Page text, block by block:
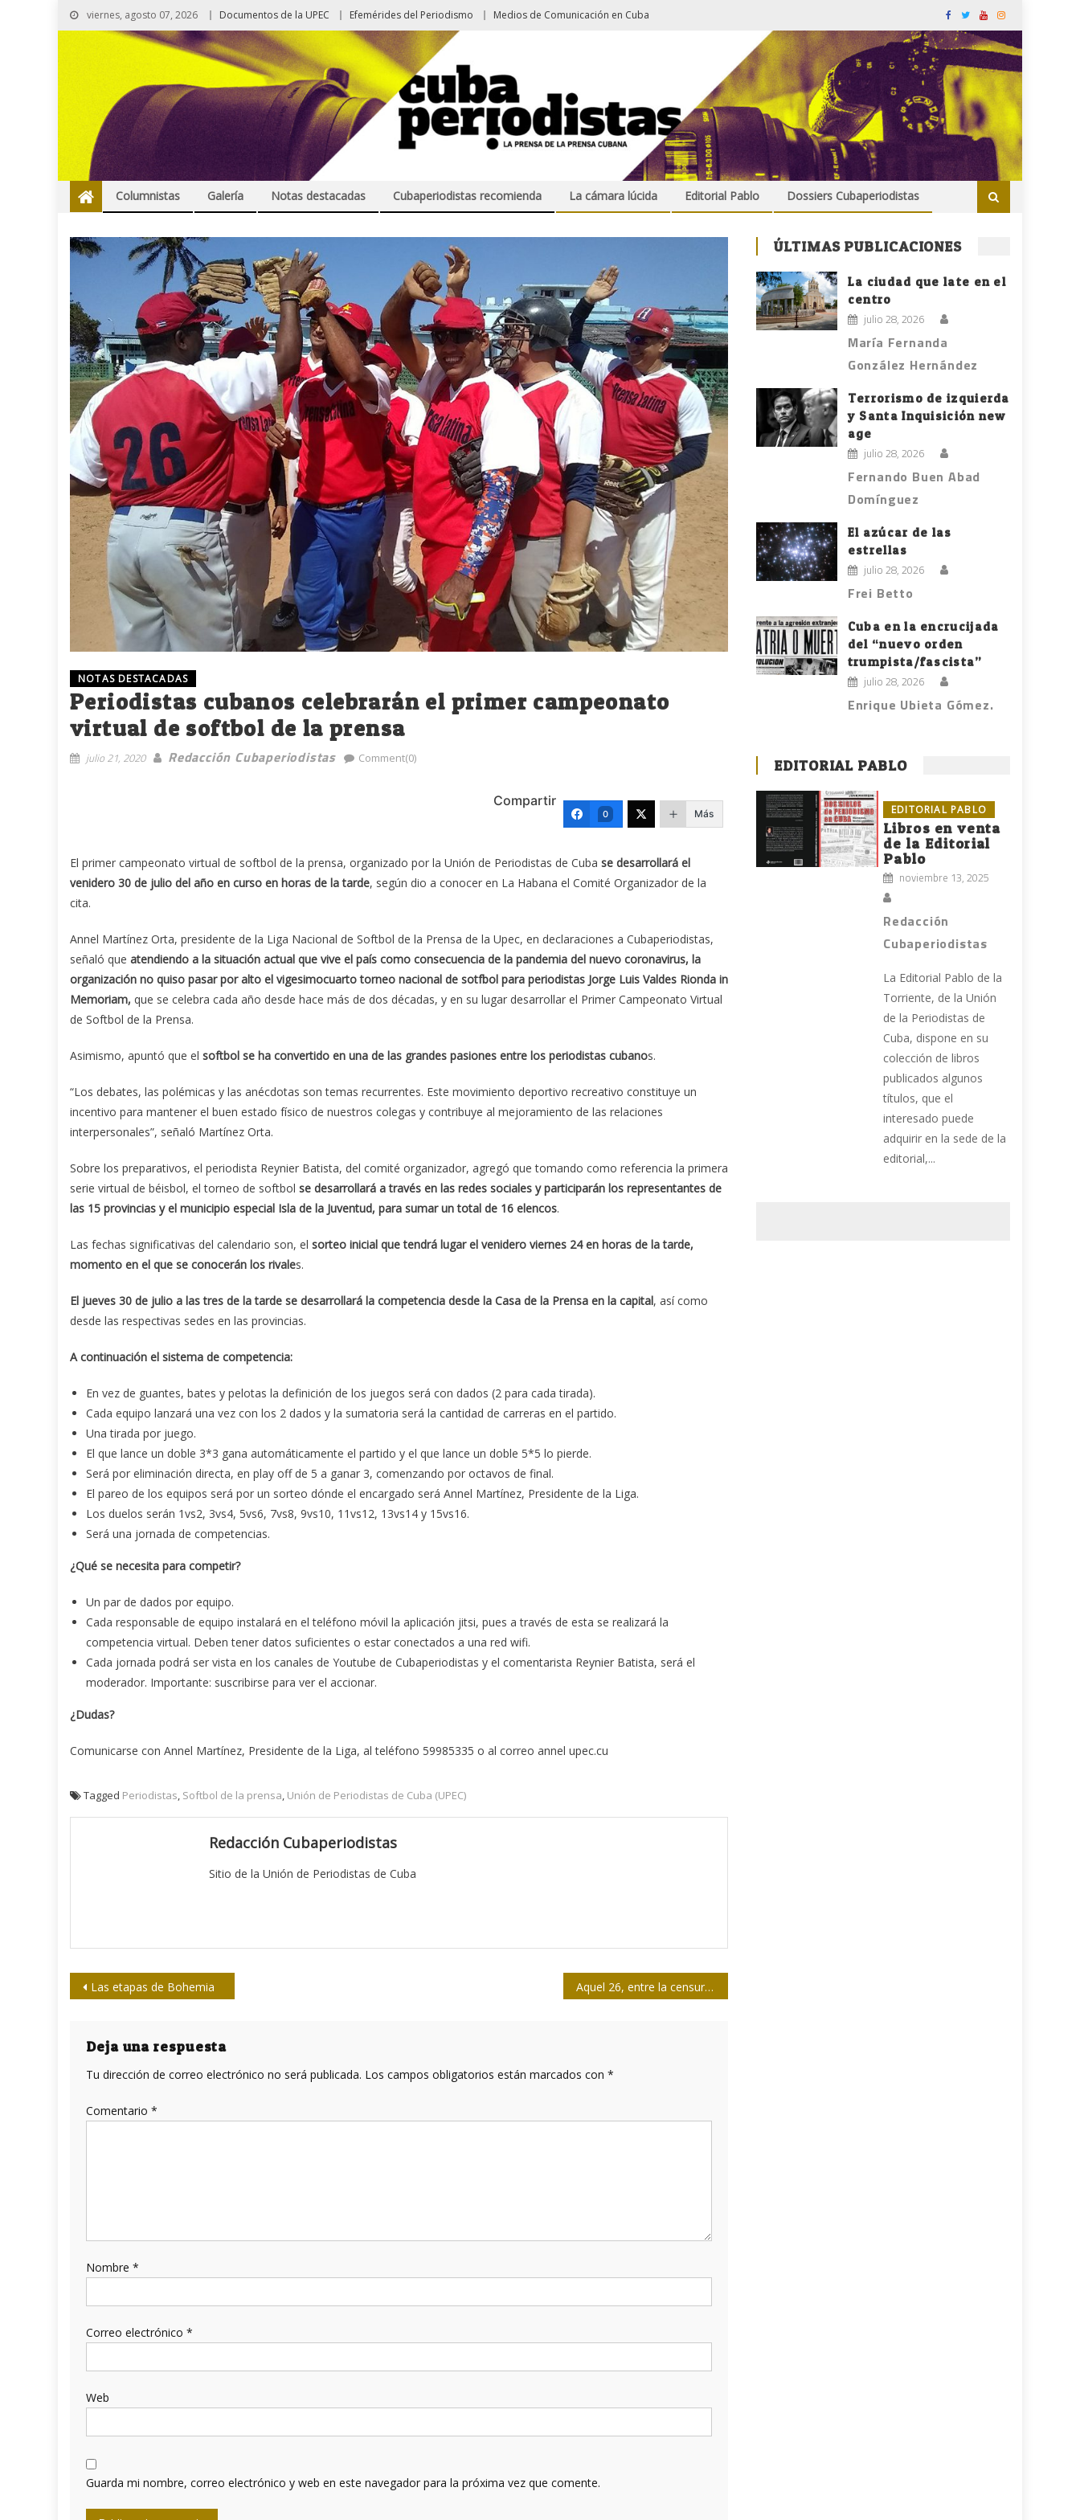
viernes, agosto 07, 2026 Documentos de la UPEC Efemérides del Periodismo Medios de Comunicación en Cuba
Columnistas Galería Notas destacadas Cubaperiodistas recomienda La cámara lúcida Editorial Pablo Dossiers Cubaperiodistas
NOTAS DESTACADAS
Periodistas cubanos celebrarán el primer campeonato
virtual de softbol de la prensa
julio 21, 2020 Redacción Cubaperiodistas Comment(0)
Compartir
0 Más
El primer campeonato virtual de softbol de la prensa, organizado por la Unión de Periodistas de Cuba se desarrollará el
venidero 30 de julio del año en curso en horas de la tarde, según dio a conocer en La Habana el Comité Organizador de la
cita.
Annel Martínez Orta, presidente de la Liga Nacional de Softbol de la Prensa de la Upec, en declaraciones a Cubaperiodistas,
señaló que atendiendo a la situación actual que vive el país como consecuencia de la pandemia del nuevo coronavirus, la
organización no quiso pasar por alto el vigesimocuarto torneo nacional de sotfbol para periodistas Jorge Luis Valdes Rionda in
Memoriam, que se celebra cada año desde hace más de dos décadas, y en su lugar desarrollar el Primer Campeonato Virtual
de Softbol de la Prensa.
Asimismo, apuntó que el softbol se ha convertido en una de las grandes pasiones entre los periodistas cubanos.
“Los debates, las polémicas y las anécdotas son temas recurrentes. Este movimiento deportivo recreativo constituye un
incentivo para mantener el buen estado físico de nuestros colegas y contribuye al mejoramiento de las relaciones
interpersonales”, señaló Martínez Orta.
Sobre los preparativos, el periodista Reynier Batista, del comité organizador, agregó que tomando como referencia la primera
serie virtual de béisbol, el torneo de softbol se desarrollará a través en las redes sociales y participarán los representantes de
las 15 provincias y el municipio especial Isla de la Juventud, para sumar un total de 16 elencos.
Las fechas significativas del calendario son, el sorteo inicial que tendrá lugar el venidero viernes 24 en horas de la tarde,
momento en el que se conocerán los rivales.
El jueves 30 de julio a las tres de la tarde se desarrollará la competencia desde la Casa de la Prensa en la capital, así como
desde las respectivas sedes en las provincias.
A continuación el sistema de competencia:
En vez de guantes, bates y pelotas la definición de los juegos será con dados (2 para cada tirada).
Cada equipo lanzará una vez con los 2 dados y la sumatoria será la cantidad de carreras en el partido.
Una tirada por juego.
El que lance un doble 3*3 gana automáticamente el partido y el que lance un doble 5*5 lo pierde.
Será por eliminación directa, en play off de 5 a ganar 3, comenzando por octavos de final.
El pareo de los equipos será por un sorteo dónde el encargado será Annel Martínez, Presidente de la Liga.
Los duelos serán 1vs2, 3vs4, 5vs6, 7vs8, 9vs10, 11vs12, 13vs14 y 15vs16.
Será una jornada de competencias.
¿Qué se necesita para competir?
Un par de dados por equipo.
Cada responsable de equipo instalará en el teléfono móvil la aplicación jitsi, pues a través de esta se realizará la
competencia virtual. Deben tener datos suficientes o estar conectados a una red wifi.
Cada jornada podrá ser vista en los canales de Youtube de Cubaperiodistas y el comentarista Reynier Batista, será el
moderador. Importante: suscribirse para ver el accionar.
¿Dudas?
Comunicarse con Annel Martínez, Presidente de la Liga, al teléfono 59985335 o al correo annel upec.cu
Tagged Periodistas, Softbol de la prensa, Unión de Periodistas de Cuba (UPEC)
Redacción Cubaperiodistas
Sitio de la Unión de Periodistas de Cuba
Navegación
entradas
Las etapas de Bohemia Aquel 26, entre la censura y la intrepidez del periodismo
Deja una respuesta
Tu dirección de correo electrónico no será publicada. Los campos obligatorios están marcados con *
Comentario *
Nombre *
Correo electrónico *
Web
Guarda mi nombre, correo electrónico y web en este navegador para la próxima vez que comente.
ÚLTIMAS PUBLICACIONES
La ciudad que late en el
centro
julio 28, 2026
María Fernanda
González Hernández
Terrorismo de izquierda
y Santa Inquisición new
age
julio 28, 2026
Fernando Buen Abad
Domínguez
El azúcar de las
estrellas
julio 28, 2026
Frei Betto
Cuba en la encrucijada
del “nuevo orden
trumpista/fascista”
julio 28, 2026
Enrique Ubieta Gómez.
EDITORIAL PABLO
EDITORIAL PABLO
Libros en venta
de la Editorial
Pablo
noviembre 13, 2025
Redacción
Cubaperiodistas
La Editorial Pablo de la
Torriente, de la Unión
de la Periodistas de
Cuba, dispone en su
colección de libros
publicados algunos
títulos, que el
interesado puede
adquirir en la sede de la
editorial,...